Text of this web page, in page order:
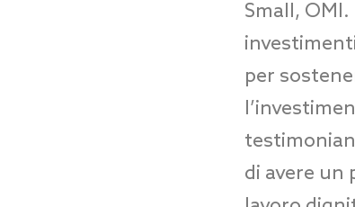
Small,
per
di avere un